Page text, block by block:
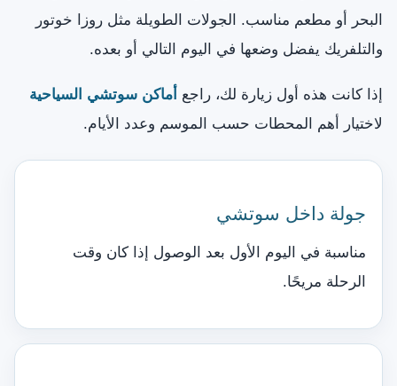
البحر أو مطعم مناسب. الجولات الطويلة مثل روزا خوتور
والتلفريك يفضل وضعها في اليوم التالي أو بعده.
إذا كانت هذه أول زيارة لك، راجع أماكن سوتشي السياحية
لاختيار أهم المحطات حسب الموسم وعدد الأيام.
جولة داخل سوتشي
مناسبة في اليوم الأول بعد الوصول إذا كان وقت
الرحلة مريحًا.